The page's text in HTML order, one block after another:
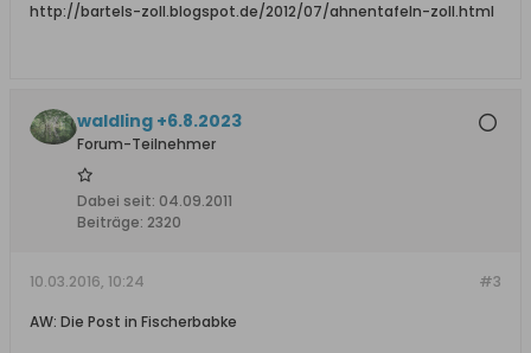
http://bartels-zoll.blogspot.de/2012/07/ahnentafeln-zoll.html
waldling +6.8.2023
Forum-Teilnehmer
Dabei seit: 04.09.2011
Beiträge: 2320
#3
10.03.2016, 10:24
AW: Die Post in Fischerbabke